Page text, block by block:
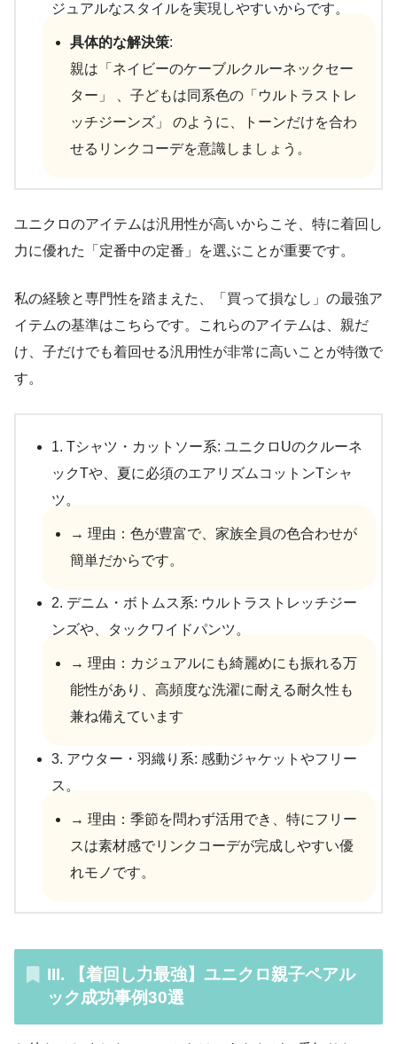
ジュアルなスタイルを実現しやすいからです。
具体的な解決策:
親は「ネイビーのケーブルクルーネックセー
ター」 、子どもは同系色の「ウルトラストレ
ッチジーンズ」 のように、トーンだけを合わ
せるリンクコーデを意識しましょう。
ユニクロのアイテムは汎用性が高いからこそ、特に着回し
力に優れた「定番中の定番」を選ぶことが重要です。
私の経験と専門性を踏まえた、「買って損なし」の最強ア
イテムの基準はこちらです。これらのアイテムは、親だ
け、子だけでも着回せる汎用性が非常に高いことが特徴で
す。
1. Tシャツ・カットソー系: ユニクロUのクルーネ
ックTや、夏に必須のエアリズムコットンTシャ
ツ。
→ 理由：色が豊富で、家族全員の色合わせが
簡単だからです。
2. デニム・ボトムス系: ウルトラストレッチジー
ンズや、タックワイドパンツ。
→ 理由：カジュアルにも綺麗めにも振れる万
能性があり、高頻度な洗濯に耐える耐久性も
兼ね備えています
3. アウター・羽織り系: 感動ジャケットやフリー
ス。
→ 理由：季節を問わず活用でき、特にフリー
スは素材感でリンクコーデが完成しやすい優
れモノです。
III. 【着回し力最強】ユニクロ親子ペアル
ック成功事例30選